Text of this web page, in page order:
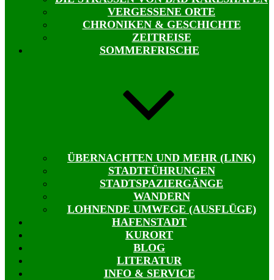
VERGESSENE ORTE
CHRONIKEN & GESCHICHTE
ZEITREISE
SOMMERFRISCHE
ÜBERNACHTEN UND MEHR (LINK)
STADTFÜHRUNGEN
STADTSPAZIERGÄNGE
WANDERN
LOHNENDE UMWEGE (AUSFLÜGE)
HAFENSTADT
KURORT
BLOG
LITERATUR
INFO & SERVICE